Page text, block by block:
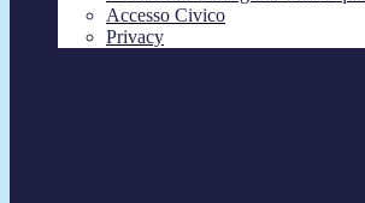
Accesso Civico
Privacy